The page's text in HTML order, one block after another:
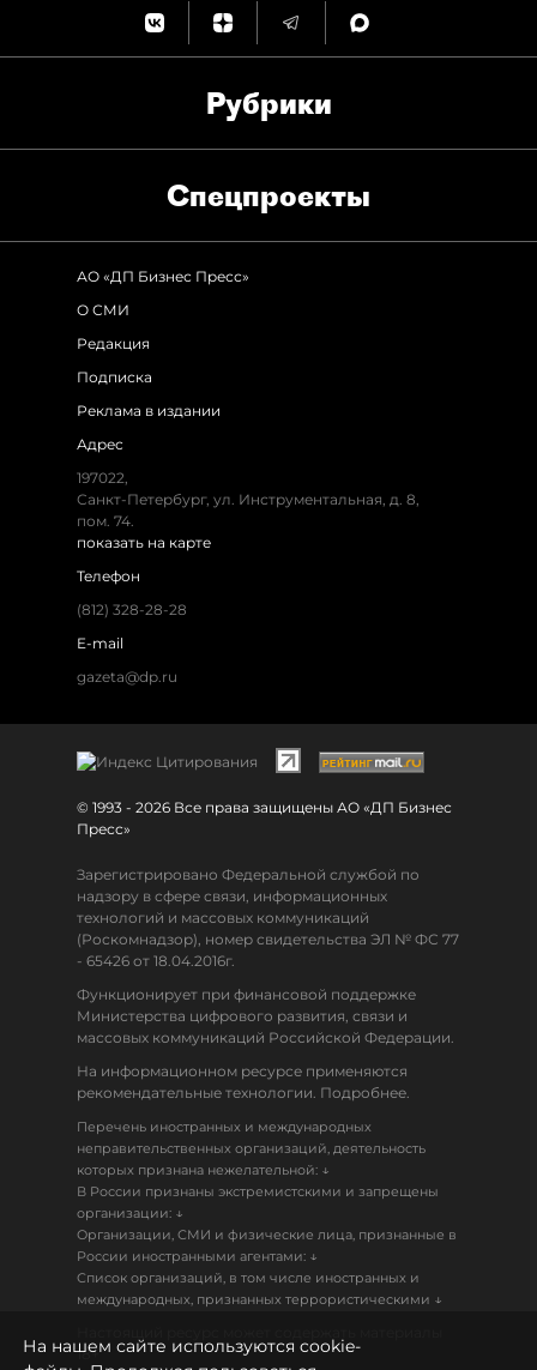
Рубрики
Спец­проекты
АО «ДП Бизнес Пресс»
О СМИ
Редакция
Подписка
Реклама в издании
Адрес
197022,
Санкт-Петербург, ул. Инструментальная, д. 8,
пом. 74.
показать на карте
Телефон
(812) 328-28-28
E-mail
gazeta@dp.ru
© 1993 - 2026 Все права защищены АО «ДП Бизнес
Пресс»
Зарегистрировано Федеральной службой по
надзору в сфере связи, информационных
технологий и массовых коммуникаций
(Роскомнадзор), номер свидетельства ЭЛ № ФС 77
- 65426 от 18.04.2016г.
Функционирует при финансовой поддержке
Министерства цифрового развития, связи и
массовых коммуникаций Российской Федерации.
На информационном ресурсе применяются
рекомендательные технологии. Подробнее.
Перечень иностранных и международных
неправительственных организаций, деятельность
которых признана нежелательной: ↓
В России признаны экстремистскими и запрещены
организации: ↓
Организации, СМИ и физические лица, признанные в
России иностранными агентами: ↓
Список организаций, в том числе иностранных и
международных, признанных террористическими ↓
18+
На нашем сайте используются cookie-